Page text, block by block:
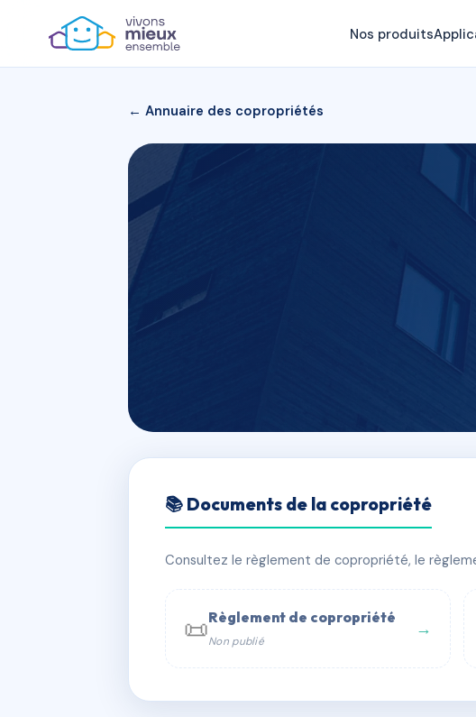
Nos produits
← Annuaire des copropriétés
LE CAMBRIDGE
📍 14 av shakespeare 06000 Nice
📞 Contacter Syndic Digital 💬 WhatsApp
📚 Documents de la copropriété
Consultez le règlement de copropriété, le
📜Règlement de copropriété
Non publié
→